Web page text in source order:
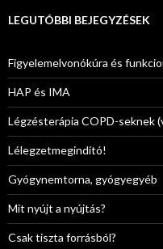
LEGUTÓBBI BEJEGYZÉSEK
Figyelemelvonókúra és
HAP és IMA
Légzésterápia COPD-seknek
Lélegzetmegindító!
Gyógynemtorna, gyógyegyéb
Mit nyújt a nyújtás?
Csak tiszta forrásból?